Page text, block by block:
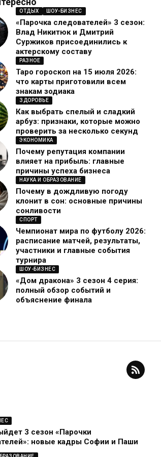
ОТДЫХ ШОУ-БИЗНЕС
«Парочка следователей» 3 сезон:
Влад Никитюк и Дмитрий
Суржиков присоединились к
актерскому составу
РАЗНОЕ
Таро гороскоп на 15 июля 2026:
что карты приготовили всем
знакам зодиака
ЗДОРОВЬЕ
Как выбрать спелый и сладкий
арбуз: признаки, которые можно
проверить за несколько секунд
ЭКОНОМИКА
Почему репутация компании
влияет на прибыль: главные
причины успеха бизнеса
НАУКА И ОБРАЗОВАНИЕ
Почему в дождливую погоду
клонит в сон: основные причины
сонливости
СПОРТ
Чемпионат мира по футболу 2026:
расписание матчей, результаты,
участники и главные события
турнира
ШОУ-БИЗНЕС
«Дом дракона» 3 сезон 4 серия:
полный обзор событий и
объяснение финала
3 сезон «Парочки
новые кадры Софии и Паши